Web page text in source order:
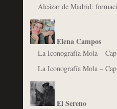
Alcázar de Madrid:
Elena Campos
La Iconografía Mola –
La Iconografía Mola –
El Sereno